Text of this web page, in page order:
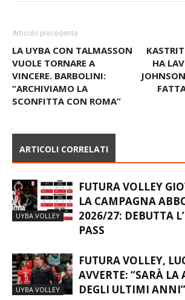
LA UYBA CON TALMASSON
VUOLE TORNARE A
VINCERE. BARBOLINI:
“ARCHIVIAMO LA
SCONFITTA CON ROMA”
HA
UYBA VOLLEY
LA CAMPAGNA
2026/27: DEBUTTA
PASS
UYBA VOLLEY
AVVERTE: “SARÀ LA
DEGLI ULTIMI
AGOSTO VIA ALLA